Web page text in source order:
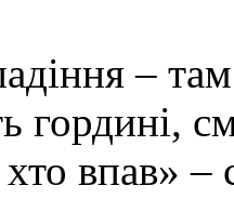
–
гордині,
впав» –